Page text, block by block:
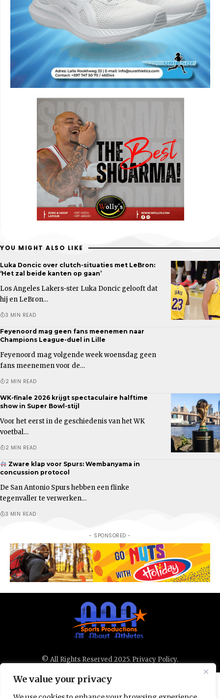
We value your privacy
YOU MIGHT ALSO LIKE
Luka Doncic over clutch-situaties met LeBron:
‘Het zal beide kanten op gaan’
Los Angeles Lakers-ster Luka Doncic gelooft dat
hij en LeBron…
3 MIN READ
Feyenoord mag geen fans meenemen naar
Champions League-duel in Lille
Feyenoord mag volgende week woensdag geen
fans meenemen voor de…
2 MIN READ
WK-finale 2026 krijgt spectaculaire halftime
show in Super Bowl-stijl
Voor het eerst in de geschiedenis van het WK
voetbal…
2 MIN READ
Zware klap voor Spurs: Wembanyama in
concussion protocol
De San Antonio Spurs hebben een flinke
tegenvaller te verwerken…
3 MIN READ
- SPONSORED -
© All Rights Reserved 2025. Privacy Policy.